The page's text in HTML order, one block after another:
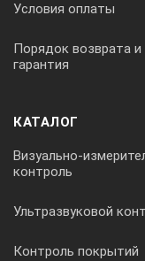
240×149×52
Ø56×390
Условия оплаты
Порядок возврата и
гарантия
КАТАЛОГ
Визуально-
контроль
Ультразвуковой
Контроль покрытий